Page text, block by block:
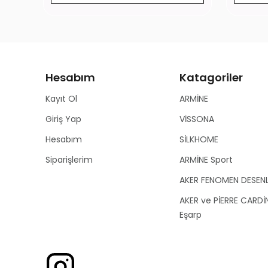
Hesabım
Kayıt Ol
Giriş Yap
Hesabım
Siparişlerim
Katagoriler
ARMİNE
VİSSONA
SİLKHOME
ARMİNE Sport
AKER FENOMEN
AKER ve PİERRE
Eşarp